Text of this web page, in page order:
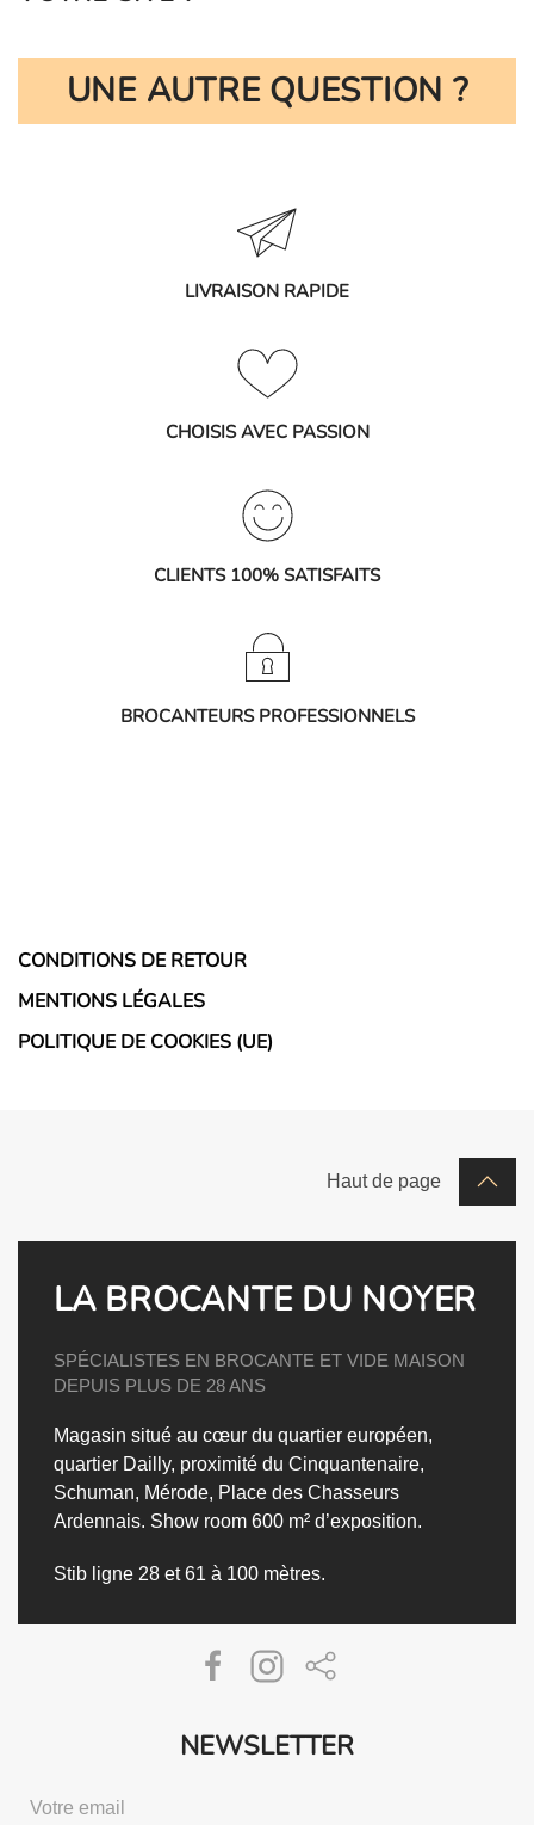
UNE AUTRE QUESTION ?
LIVRAISON RAPIDE
CHOISIS AVEC PASSION
CLIENTS 100% SATISFAITS
BROCANTEURS PROFESSIONNELS
CONDITIONS DE RETOUR
MENTIONS LÉGALES
POLITIQUE DE COOKIES (UE)
Haut de page
LA BROCANTE DU NOYER
SPÉCIALISTES EN BROCANTE ET VIDE MAISON
DEPUIS PLUS DE 28 ANS
Magasin situé au cœur du quartier européen,
quartier Dailly, proximité du Cinquantenaire,
Schuman, Mérode, Place des Chasseurs
Ardennais. Show room 600 m² d’exposition.
Stib ligne 28 et 61 à 100 mètres.
NEWSLETTER